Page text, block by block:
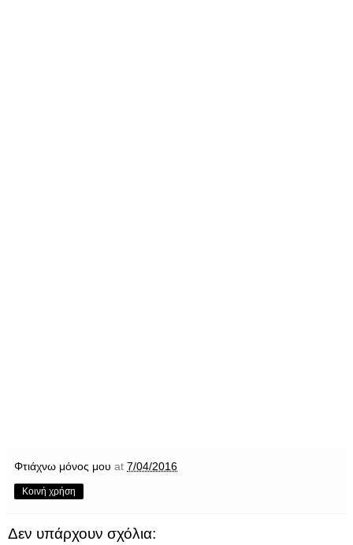
Φτιάχνω μόνος μου at 7/04/2016
Κοινή χρήση
Δεν υπάρχουν σχόλια: